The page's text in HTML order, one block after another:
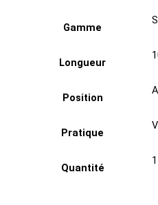
Gamme
Longueur
Position
Pratique
Quantité